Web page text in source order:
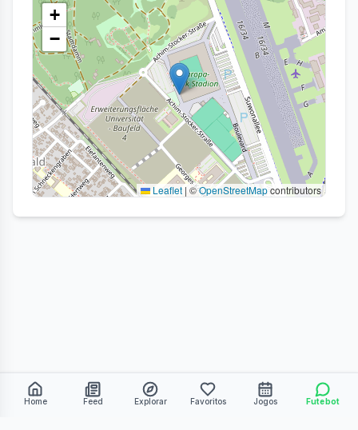
+
−
Leaflet | ©OpenStreetMapcontributors
Home Feed Explorar Favoritos Jogos Futebot